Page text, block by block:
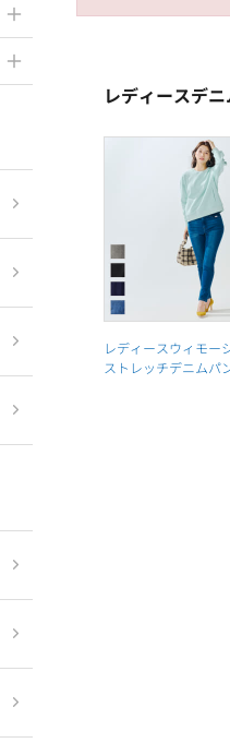
レディースデ
レディースウィモー
ストレッチデニムパ